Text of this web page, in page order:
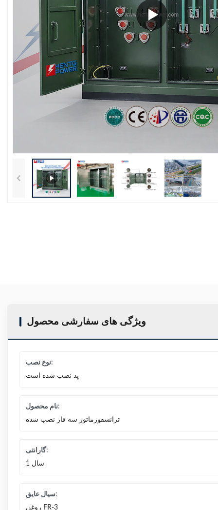
ویژگی های سفارشی محصول
نوع نصب:
پد نصب شده است
نام محصول:
ترانسفورماتور سه فاز نصب شده
گارانتی:
1 سال
سیال عایق:
روغن FR-3